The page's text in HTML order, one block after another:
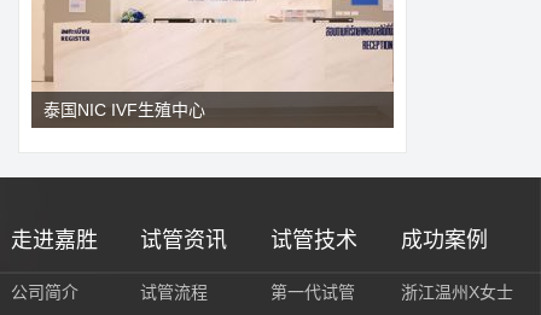
泰国NIC IVF生殖中心
走进嘉胜
公司简介
试管资讯
试管流程
试管技术
第一代试管
成功案例
浙江温州X女士